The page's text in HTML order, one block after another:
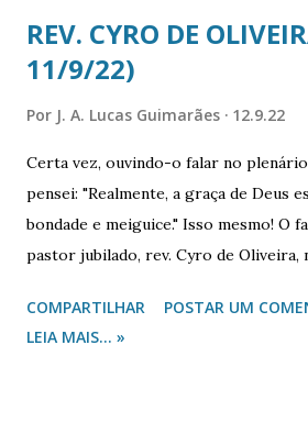
REV. CYRO DE
11/9/22)
Por J. A. Lucas Guimarães 12.9.22
Certa vez, ouvindo-o falar no
pensei: "Realmente, a graça de Deus
bondade e meiguice." Isso mesmo! O
pastor jubilado, rev. Cyro de Oliveira,
através de seu ministério. Nascido em
profissão de fé e batismo na 1ª Igreja
COMPARTILHAR
POSTAR UM
LEIA MAIS... »